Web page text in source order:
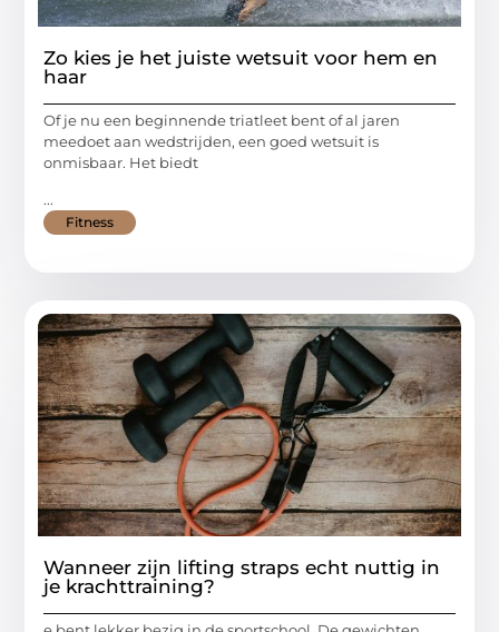
Zo kies je het juiste wetsuit voor hem en
haar
Of je nu een beginnende triatleet bent of al jaren
meedoet aan wedstrijden, een goed wetsuit is
onmisbaar. Het biedt
...
Fitness
Wanneer zijn lifting straps echt nuttig in
je krachttraining?